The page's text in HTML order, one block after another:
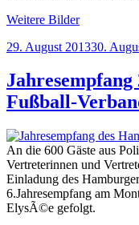
Weitere Bilder
Veröffentlicht
29. August 201330.
Fußball-
An die 600 Gäste aus
Vertreterinnen und
Einladung des
6.Jahresempfang am
ElysÃ©e gefolgt.